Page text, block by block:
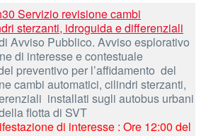
Servizio revisione cambi
sterzanti, idroguida e differenziali
Avviso Pubblico. Avviso esplorativo
di interesse e contestuale
preventivo per l’affidamento del
cambi automatici, cilindri sterzanti,
installati sugli autobus urbani
flotta di SVT
di interesse : Ore 12:00 del